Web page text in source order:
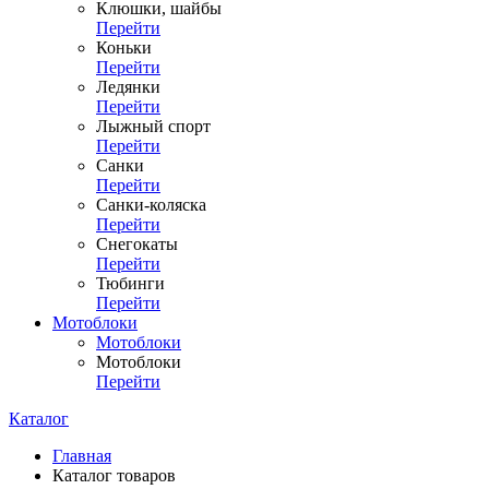
Клюшки, шайбы
Перейти
Коньки
Перейти
Ледянки
Перейти
Лыжный спорт
Перейти
Санки
Перейти
Санки-коляска
Перейти
Снегокаты
Перейти
Тюбинги
Перейти
Мотоблоки
Мотоблоки
Мотоблоки
Перейти
Каталог
Главная
Каталог товаров